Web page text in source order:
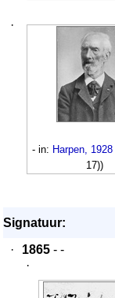
·
- in: Harpen, 1928
17))
Signatuur:
·
1865 - -
·